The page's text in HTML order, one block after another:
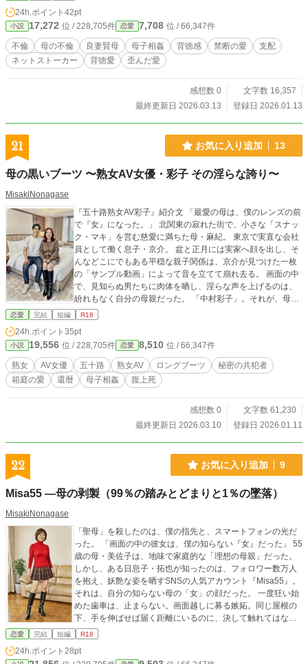
んの全てを、僕だけのものにしたいんだ」 監視はやがて、支
配へと変わる。 母が不倫相手の罠に落ち、絶望の淵に立たさ
れた時、救いの手を差し伸べたのは――実の息子である僕だ
った。 これは、崩壊した家族の物語か。それとも、歪んだ愛
が辿り着いた究極の楽園か。 母と子、観測者と被験者。 血の
24h.ポイント 42pt
小説 17,272 位 / 228,705件 恋愛 7,708 位 / 66,347件
不倫 母の不倫 良妻賢母 母子相姦 背徳感 禁断の愛
支配
ネットストーカー
背徳愛 歪んだ愛
感想数 0
文字数 16,357
最終更新日 2026.03.13
登録日 2026.01.13
21 お気に入り追加 13
母の黒いブーツ 〜熟女AV女優・彩子 その淫らな誇り〜
MisakiNonagase
『五十路熟女AV彩子』紹介文 ​「最愛の母は、僕のレンズの前
で『女』になった。」 ​北関東の寂れた街で、小さな「スナッ
ク・マキ」を営む慈愛に満ちた母・麻紀。 東京で実直な会社
員として働く息子・京介。 盆と正月には実家へ顔を出し、そ
んなどこにでもある平穏な親子関係は、京介が見つけた一枚
の「サンプル動画」によって音を立てて崩れ去る。 ​画面の中
で、見知らぬ男たちに肉体を晒し、淫らな声を上げるのは、
紛れもなく自分の母親だった。 「中村彩子」。それが、母が
息子に隠して選んだ、もう一つの名前。​軽蔑、怒り、そして
きれぬまま、京介が手にしたのは一台のカメラだった。 週
末、正体を隠して撮影会へと通い詰め、レンズ越しに「母の
罪」を記録し続ける京介。一方で母は、息子に欺かれている
とも知らず、カメラの前で剥き出しの虚栄心を露わにしてい
く。 ​母としての安息か、女優としての快楽か。息子としての
ー越しに交わされる日常の会話と、東京のスタジオで繰り広
げられる背徳の撮影。二つの顔が重なり合った時、二人の絆
恋愛 完結 短編 R18
24h.ポイント 35pt
小説 19,556 位 / 228,705件 恋愛 8,510 位 / 66,347件
熟女 AV女優 五十路 熟女AV ロングブーツ
秘密の共犯者
箱庭の愛
還暦 母子相姦 腹上死
感想数 0
文字数 61,230
最終更新日 2026.03.10
登録日 2026.01.11
22 お気に入り追加 9
Misa55 ―母の剥製（99％の踏みとどまりと1％の墜落）
MisakiNonagase
「聖母」を殺したのは、僕の指先と、スマートフォンの光だ
った。 「画面の中の彼女は、僕の知らない『女』だった」 55
歳の母・美佐子は、地味で家庭的な「理想の母親」だった。
しかし、ある日息子・拓也が知ったのは、フォロワー数万人
を抱え、妖艶な姿を晒すSNSの人気アカウント『Misa55』。
それは、自分の知らない母の「女」の顔だった。 一度狂い始
めた歯車は、止まらない。画面越しに募る嫉妬。同じ屋根の
下、手を伸ばせば届く距離にいるのに、決して触れてはなら
ないという歯がゆさ。仕事で不在がちな父、SNSという虚
の日常を音を立てて侵食していく。 そしてある夜、ついに理
恋愛 完結 短編 R18
24h.ポイント 28pt